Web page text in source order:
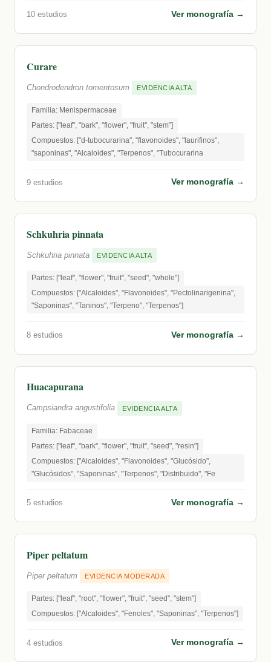
10 estudios Ver monografía →
Curare
Chondrodendron tomentosum EVIDENCIA ALTA
Familia: Menispermaceae
Partes: ["leaf", "bark", "flower", "fruit", "stem"]
Compuestos: ["d-tubocurarina", "flavonoides", "laurifinos",
"saponinas", "Alcaloides", "Terpenos", "Tubocurarina
9 estudios Ver monografía →
Schkuhria pinnata
Schkuhria pinnata EVIDENCIA ALTA
Partes: ["leaf", "flower", "fruit", "seed", "whole"]
Compuestos: ["Alcaloides", "Flavonoides", "Pectolinarigenina",
"Saponinas", "Taninos", "Terpeno", "Terpenos"]
8 estudios Ver monografía →
Huacapurana
Campsiandra angustifolia EVIDENCIA ALTA
Familia: Fabaceae
Partes: ["leaf", "bark", "flower", "fruit", "seed", "resin"]
Compuestos: ["Alcaloides", "Flavonoides", "Glucósido",
"Glucósidos", "Saponinas", "Terpenos", "Distribuido", "Fe
5 estudios Ver monografía →
Piper peltatum
Piper peltatum EVIDENCIA MODERADA
Partes: ["leaf", "root", "flower", "fruit", "seed", "stem"]
Compuestos: ["Alcaloides", "Fenoles", "Saponinas", "Terpenos"]
4 estudios Ver monografía →